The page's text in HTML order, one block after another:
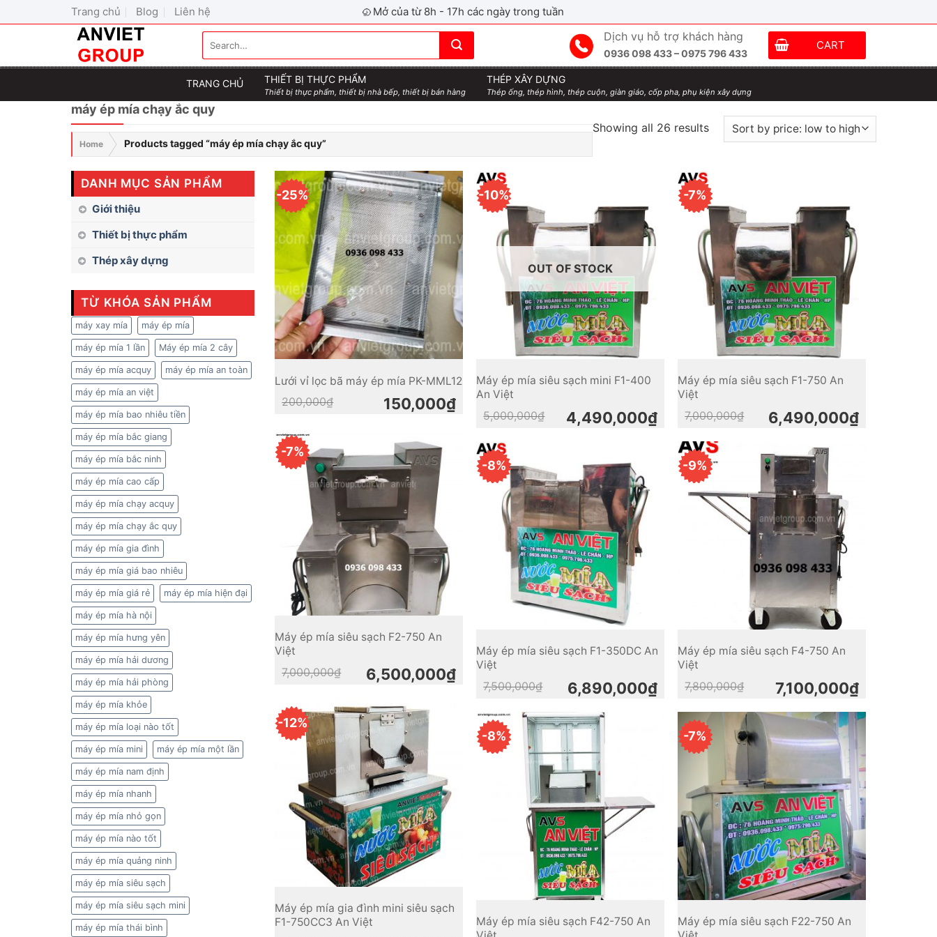
to
Trang chủ Blog Liên hệ Mở của từ 8h - 17h các ngày trong tuần
for:
Dịch vụ hỗ trợ khách hàng
0936 098 433 – 0975 796 433
CART
TRANG CHỦ THIẾT BỊ THỰC PHẨM
Thiết bị thực phẩm, thiết bị nhà bếp, thiết bị bán hàng
THÉP XÂY DỰNG
Thép ống, thép hình, thép cuộn, giàn giáo, cốp pha, phụ kiện xây dựng
máy ép mía chạy ắc quy
Home Products tagged “máy ép mía chạy ắc quy”
Showing all 26 results
DANH MỤC SẢN PHẨM
Giới thiệu
Thiết bị thực phẩm
Thép xây dựng
TỪ KHÓA SẢN PHẨM
máy xay mía máy ép mía
máy ép mía 1 lần Máy ép mía 2 cây
máy ép mía acquy máy ép mía an toàn
máy ép mía an việt
máy ép mía bao nhiêu tiền
máy ép mía bắc giang
máy ép mía bắc ninh
máy ép mía cao cấp
máy ép mía chạy acquy
máy ép mía chạy ắc quy
máy ép mía gia đình
máy ép mía giá bao nhiêu
máy ép mía giá rẻ máy ép mía hiện đại
máy ép mía hà nội
máy ép mía hưng yên
máy ép mía hải dương
máy ép mía hải phòng
máy ép mía khỏe
máy ép mía loại nào tốt
máy ép mía mini máy ép mía một lần
máy ép mía nam định
máy ép mía nhanh
máy ép mía nhỏ gọn
máy ép mía nào tốt
máy ép mía quảng ninh
máy ép mía siêu sạch
máy ép mía siêu sạch mini
máy ép mía thái bình
-25%
Lưới vỉ lọc bã máy ép mía PK-MML12
200,000₫ 150,000₫
-10%
OUT OF STOCK
Máy ép mía siêu sạch mini F1-400
An Việt
5,000,000₫
Original
price4,490,000₫
Current
price
-7%
Máy ép mía siêu sạch F1-750 An
Việt
7,000,000₫
Original
price6,490,000₫
Current
price
-7%
Máy ép mía siêu sạch F2-750 An
Việt
7,000,000₫
Original
price6,500,000₫
Current
price
-8%
Máy ép mía siêu sạch F1-350DC An
Việt
7,500,000₫
Original
price
7,500,000₫.
6,890,000₫
Current
price
6,890,000₫.
-9%
Máy ép mía siêu sạch F4-750 An
Việt
7,800,000₫
Original
7,800,000₫.
7,100,000₫
Current
7,100,000₫.
-12%
Máy ép mía gia đình mini siêu sạch
F1-750CC3 An Việt
-8%
Máy ép mía siêu sạch F42-750 An
-7%
Máy ép mía siêu sạch F22-750 An